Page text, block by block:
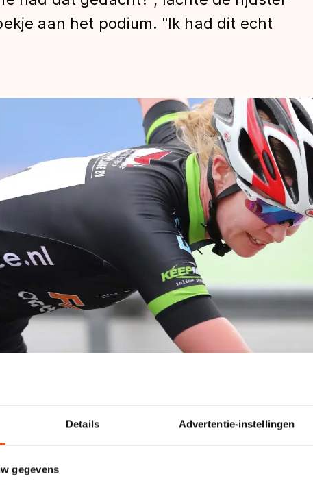
Details Advertentie-instellingen
gegevens
aan het podium. "Ik had dit echt